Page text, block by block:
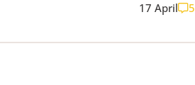
17 April 5